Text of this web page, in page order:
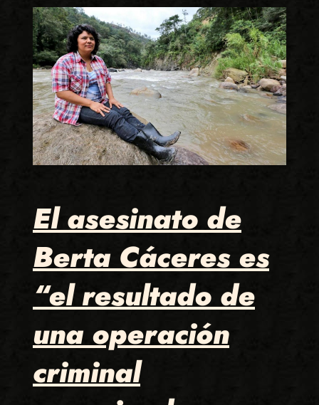
El asesinato de
Berta Cáceres es
“el resultado de
una operación
criminal